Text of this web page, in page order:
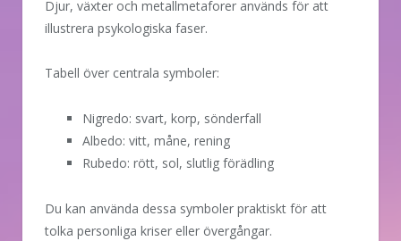
Djur, växter och metallmetaforer används för att
illustrera psykologiska faser.
Tabell över centrala symboler:
Nigredo: svart, korp, sönderfall
Albedo: vitt, måne, rening
Rubedo: rött, sol, slutlig förädling
Du kan använda dessa symboler praktiskt för att
tolka personliga kriser eller övergångar.